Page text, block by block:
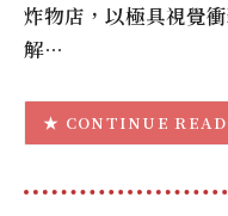
炸物店，以極具視覺
解…
CONTINUE